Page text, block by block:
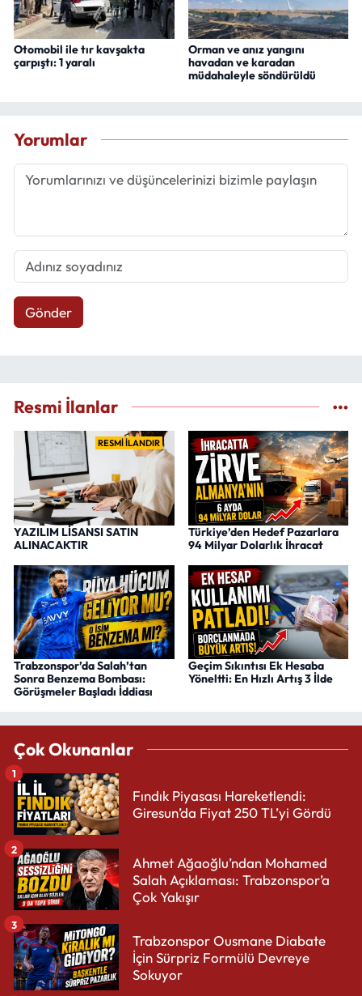
Otomobil ile tır kavşakta
çarpıştı: 1 yaralı
Orman ve anız yangını
havadan ve karadan
müdahaleyle söndürüldü
Yorumlar
Gönder
Resmi İlanlar
RESMİ İLANDIR
YAZILIM LİSANSI SATIN
ALINACAKTIR
Türkiye’den Hedef Pazarlara
94 Milyar Dolarlık İhracat
Trabzonspor’da Salah’tan
Sonra Benzema Bombası:
Görüşmeler Başladı İddiası
Geçim Sıkıntısı Ek Hesaba
Yöneltti: En Hızlı Artış 3 İlde
Çok Okunanlar
Fındık Piyasası Hareketlendi:
Giresun’da Fiyat 250 TL’yi Gördü
1
Ahmet Ağaoğlu’ndan Mohamed
Salah Açıklaması: Trabzonspor’a
Çok Yakışır
2
Trabzonspor Ousmane Diabate
İçin Sürpriz Formülü Devreye
Sokuyor
3